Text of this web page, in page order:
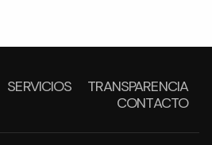
SERVICIOS
TRANSPARENCIA
CONTACTO